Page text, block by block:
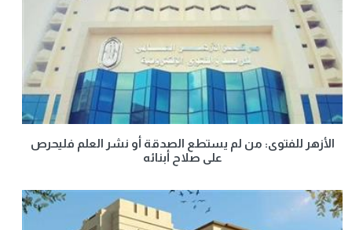
الأزهر للفتوى: من لم يستطع الصدقة أو نشر العلم فليحرص
على صلاح أبنائه